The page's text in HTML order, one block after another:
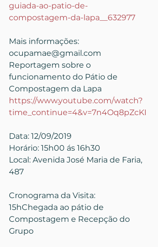
guiada-ao-patio-de-
compostagem-da-lapa__632977
Mais informações:
ocupamae@gmail.com
Reportagem sobre o
funcionamento do Pátio de
Compostagem da Lapa
https://www.youtube.com/watch?
time_continue=4&v=7n4Oq8pZcKI
Data: 12/09/2019
Horário: 15h00 ás 16h30
Local: Avenida José Maria de Faria,
487
Cronograma da Visita:
15hChegada ao pátio de
Compostagem e Recepção do
Grupo